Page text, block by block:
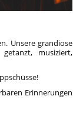
Unsere grandiose
musiziert,
Erinnerungen